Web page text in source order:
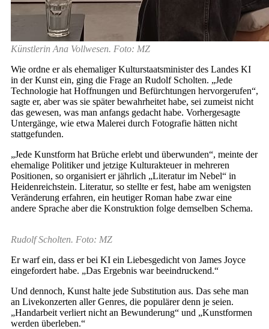
Künstlerin Ana Vollwesen. Foto: MZ
Wie ordne er als ehemaliger Kulturstaatsminister des Landes KI
in der Kunst ein, ging die Frage an Rudolf Scholten. „Jede
Technologie hat Hoffnungen und Befürchtungen hervorgerufen“,
sagte er, aber was sie später bewahrheitet habe, sei zumeist nicht
das gewesen, was man anfangs gedacht habe. Vorhergesagte
Untergänge, wie etwa Malerei durch Fotografie hätten nicht
stattgefunden.
„Jede Kunstform hat Brüche erlebt und überwunden“, meinte der
ehemalige Politiker und jetzige Kulturakteuer in mehreren
Positionen, so organisiert er jährlich „Literatur im Nebel“ in
Heidenreichstein. Literatur, so stellte er fest, habe am wenigsten
Veränderung erfahren, ein heutiger Roman habe zwar eine
andere Sprache aber die Konstruktion folge demselben Schema.
Rudolf Scholten. Foto: MZ
Er warf ein, dass er bei KI ein Liebesgedicht von James Joyce
eingefordert habe. „Das Ergebnis war beeindruckend.“
Und dennoch, Kunst halte jede Substitution aus. Das sehe man
an Livekonzerten aller Genres, die populärer denn je seien.
„Handarbeit verliert nicht an Bewunderung“ und „Kunstformen
werden überleben.“